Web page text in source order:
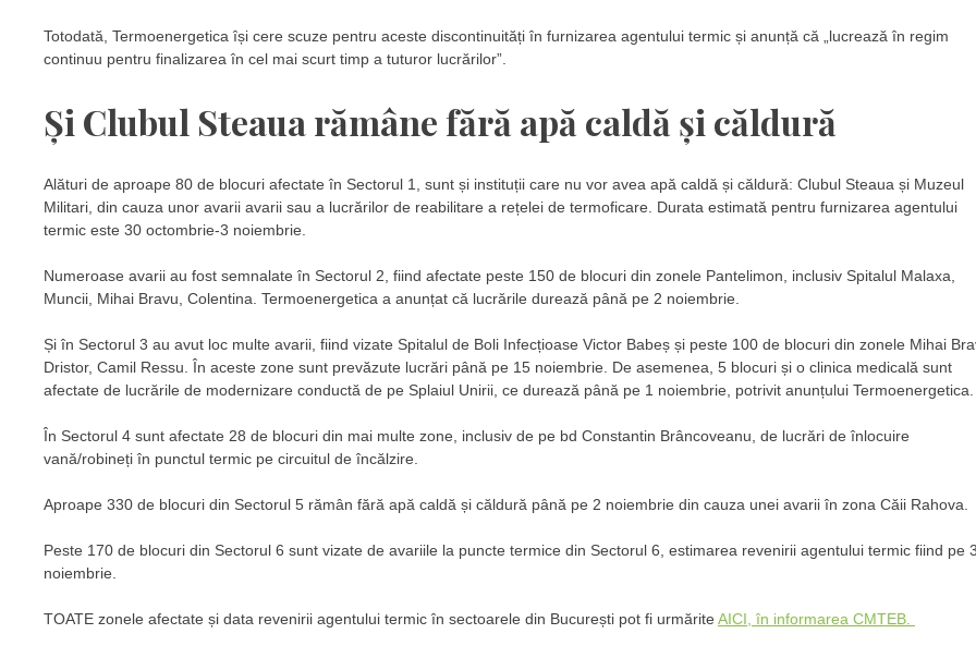
Totodată, Termoenergetica își cere scuze pentru aceste discontinuități în furnizarea agentului termic și anunță că „lucrează în regim
continuu pentru finalizarea în cel mai scurt timp a tuturor lucrărilor”.
Și Clubul Steaua rămâne fără apă caldă și căldură
Alături de aproape 80 de blocuri afectate în Sectorul 1, sunt și instituții care nu vor avea apă caldă și căldură: Clubul Steaua și Muzeul
Militari, din cauza unor avarii avarii sau a lucrărilor de reabilitare a rețelei de termoficare. Durata estimată pentru furnizarea agentului
termic este 30 octombrie-3 noiembrie.
Numeroase avarii au fost semnalate în Sectorul 2, fiind afectate peste 150 de blocuri din zonele Pantelimon, inclusiv Spitalul Malaxa,
Muncii, Mihai Bravu, Colentina. Termoenergetica a anunțat că lucrările durează până pe 2 noiembrie.
Și în Sectorul 3 au avut loc multe avarii, fiind vizate Spitalul de Boli Infecțioase Victor Babeș și peste 100 de blocuri din zonele Mihai
Dristor, Camil Ressu. În aceste zone sunt prevăzute lucrări până pe 15 noiembrie. De asemenea, 5 blocuri și o clinica medicală sunt
afectate de lucrările de modernizare conductă de pe Splaiul Unirii, ce durează până pe 1 noiembrie, potrivit anunțului Termoenergetica.
În Sectorul 4 sunt afectate 28 de blocuri din mai multe zone, inclusiv de pe bd Constantin Brâncoveanu, de lucrări de înlocuire
vană/robineți în punctul termic pe circuitul de încălzire.
Aproape 330 de blocuri din Sectorul 5 rămân fără apă caldă și căldură până pe 2 noiembrie din cauza unei avarii în zona Căii Rahova.
Peste 170 de blocuri din Sectorul 6 sunt vizate de avariile la puncte termice din Sectorul 6, estimarea revenirii agentului termic fiind pe
noiembrie.
TOATE zonele afectate și data revenirii agentului termic în sectoarele din București pot fi urmărite AICI, în informarea CMTEB.